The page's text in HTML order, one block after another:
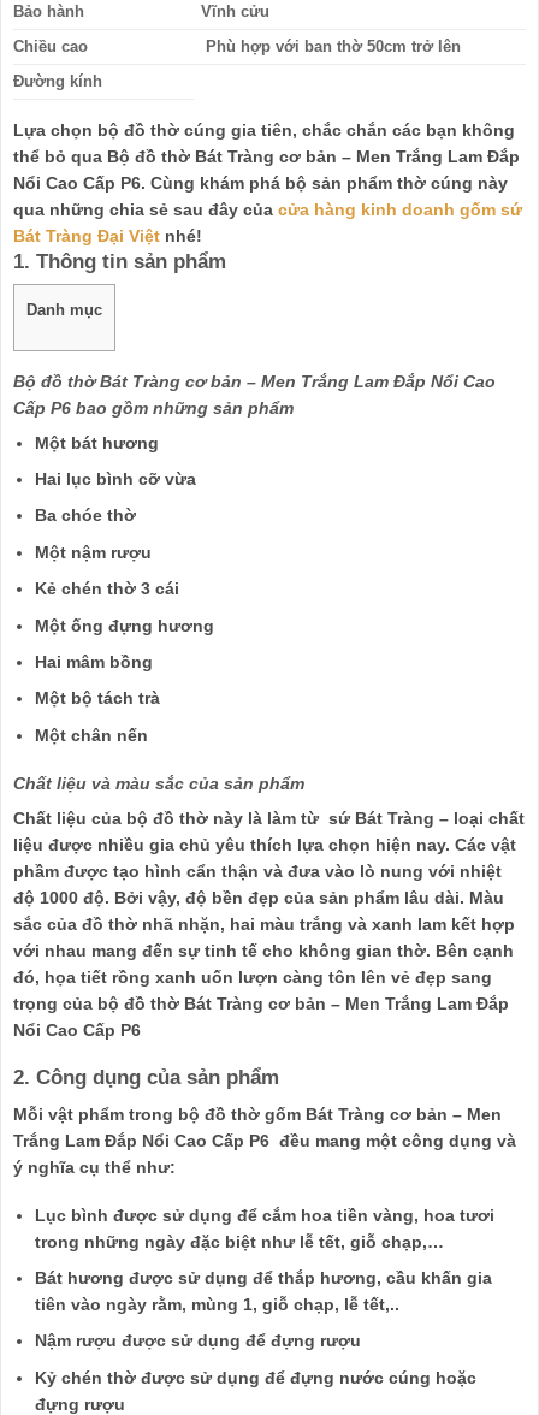
Bảo hành Vĩnh cửu
Chiều cao Phù hợp với ban thờ 50cm trở lên
Đường kính
Lựa chọn bộ đồ thờ cúng gia tiên, chắc chắn các bạn không
thể bỏ qua Bộ đồ thờ Bát Tràng cơ bản – Men Trắng Lam Đắp
Nổi Cao Cấp P6. Cùng khám phá bộ sản phẩm thờ cúng này
qua những chia sẻ sau đây của cửa hàng kinh doanh gốm sứ
Bát Tràng Đại Việt nhé!
1. Thông tin sản phẩm
Danh mục
Bộ đồ thờ Bát Tràng cơ bản – Men Trắng Lam Đắp Nổi Cao
Cấp P6 bao gồm những sản phẩm
Một bát hương
Hai lục bình cỡ vừa
Ba chóe thờ
Một nậm rượu
Kẻ chén thờ 3 cái
Một ống đựng hương
Hai mâm bồng
Một bộ tách trà
Một chân nến
Chất liệu và màu sắc của sản phẩm
Chất liệu của bộ đồ thờ này là làm từ sứ Bát Tràng – loại chất
liệu được nhiều gia chủ yêu thích lựa chọn hiện nay. Các vật
phầm được tạo hình cẩn thận và đưa vào lò nung với nhiệt
độ 1000 độ. Bởi vậy, độ bền đẹp của sản phẩm lâu dài. Màu
sắc của đồ thờ nhã nhặn, hai màu trắng và xanh lam kết hợp
với nhau mang đến sự tinh tế cho không gian thờ. Bên cạnh
đó, họa tiết rồng xanh uốn lượn càng tôn lên vẻ đẹp sang
trọng của bộ đồ thờ Bát Tràng cơ bản – Men Trắng Lam Đắp
Nổi Cao Cấp P6
2. Công dụng của sản phẩm
Mỗi vật phẩm trong bộ đồ thờ gốm Bát Tràng cơ bản – Men
Trắng Lam Đắp Nổi Cao Cấp P6 đều mang một công dụng và
ý nghĩa cụ thể như:
Lục bình được sử dụng để cắm hoa tiền vàng, hoa tươi
trong những ngày đặc biệt như lễ tết, giỗ chạp,…
Bát hương được sử dụng để thắp hương, cầu khấn gia
tiên vào ngày rằm, mùng 1, giỗ chạp, lễ tết,..
Nậm rượu được sử dụng để đựng rượu
Kỷ chén thờ được sử dụng để đựng nước cúng hoặc
đựng rượu